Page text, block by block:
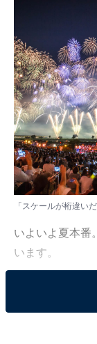
「スケールが桁違い
いよいよ夏本番
います。
All About ニュ
全国20〜60代